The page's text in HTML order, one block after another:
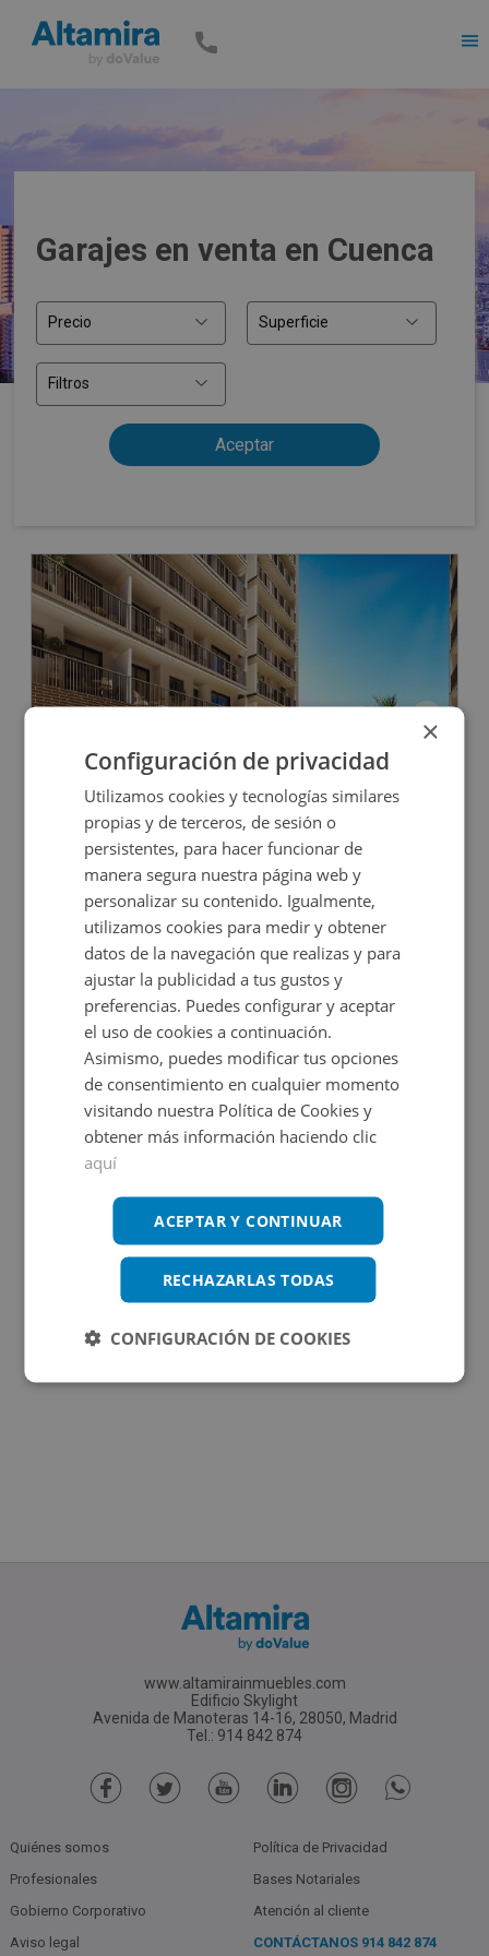
Garajes en venta en Cuenca
Precio Superficie
Filtros
OBRA NUEVA
Cl Elche S/n, 03690 San Vicente Raspeig -
Impuestos no incluidos
8 inmuebles disponibles
20.000€
+ 10,35m 2
OBRA NUEVA
Papa Calixto Iii 8, 46780 Oliva - Valencia
Impuestos no incluidos
4 inmuebles disponibles
Desde 3.000€
+ 10,81m 2
www.altamirainmuebles.com
Edificio Skylight
Avenida de Manoteras 14-16, 28050, Madrid
Tel.: 914 842 874
Quiénes somos
Profesionales
Gobierno Corporativo
Aviso legal
Política de Privacidad
Bases Notariales
Atención al cliente
CONTÁCTANOS 914 842 874
×
Configuración de privacidad
Utilizamos cookies y tecnologías similares
propias y de terceros, de sesión o
persistentes, para hacer funcionar de
manera segura nuestra página web y
personalizar su contenido. Igualmente,
utilizamos cookies para medir y obtener
datos de la navegación que realizas y para
ajustar la publicidad a tus gustos y
preferencias. Puedes configurar y aceptar
el uso de cookies a continuación.
Asimismo, puedes modificar tus opciones
de consentimiento en cualquier momento
visitando nuestra Política de Cookies y
obtener más información haciendo clic
aquí
ACEPTAR Y CONTINUAR
RECHAZARLAS TODAS
CONFIGURACIÓN DE COOKIES